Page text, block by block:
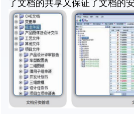
了文档的共享又保证了文档的